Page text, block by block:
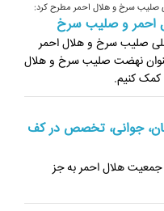
صلیب سرخ و هلال احمر مطرح کرد:
احمر و صلیب سرخ
صلیب سرخ و هلال احمر
نهضت صلیب سرخ و هلال
کمک کنیم.
جوانی، تخصص در کف
هلال احمر به جز